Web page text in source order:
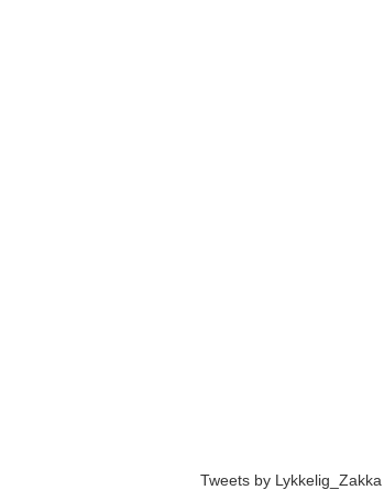
Tweets by Lykkelig_Zakka